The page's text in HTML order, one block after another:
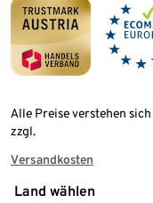
Alle Preise verstehen
zzgl.
Versandkosten
Land wählen